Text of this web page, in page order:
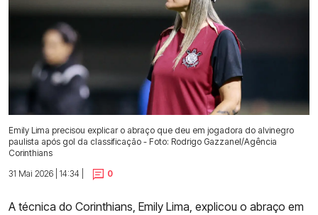
Emily Lima precisou explicar o abraço que deu em jogadora do alvinegro
paulista após gol da classificação - Foto: Rodrigo Gazzanel/Agência
Corinthians
31 Mai 2026 | 14:34 |
0
A técnica do Corinthians, Emily Lima, explicou o abraço em